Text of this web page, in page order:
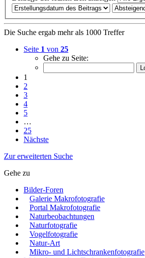
Die Suche ergab mehr als 1000 Treffer
Seite 1 von 25
Gehe zu Seite:
1
2
3
4
5
…
25
Nächste
Zur erweiterten Suche
Gehe zu
Bilder-Foren
Galerie Makrofotografie
Portal Makrofotografie
Naturbeobachtungen
Naturfotografie
Vogelfotografie
Natur-Art
Mikro- und Lichtschrankenfotografie